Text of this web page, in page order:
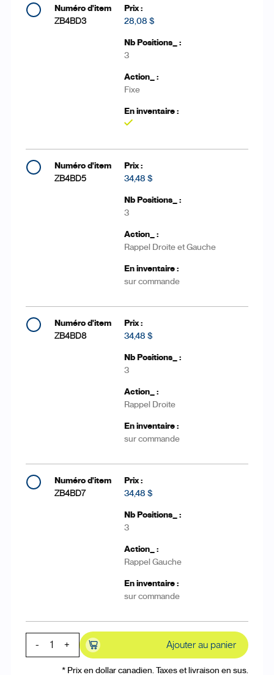
ZB4BD3 28,08 $
3
Fixe
ZB4BD5 34,48 $
3
Rappel Droite et Gauche
sur commande
ZB4BD8 34,48 $
3
Rappel Droite
sur commande
ZB4BD7 34,48 $
3
Rappel Gauche
sur commande
- + Ajouter au panier
* Prix en dollar canadien. Taxes et livraison en sus.